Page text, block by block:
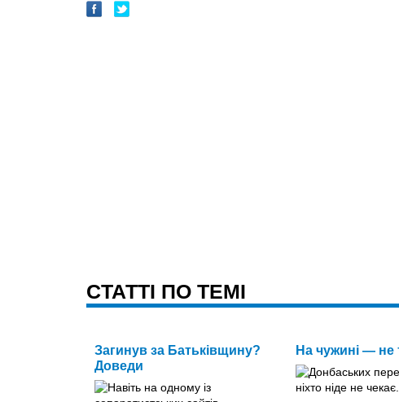
CТАТТІ ПО ТЕМІ
Загинув за Батьківщину?
Доведи
На чужині — не